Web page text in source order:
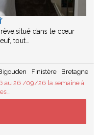
dans le cœur
tout…
Finistère
Bretagne
au 26 /09/26 la semaine à